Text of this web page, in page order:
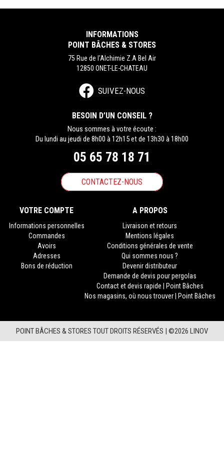
INFORMATIONS
POINT BÂCHES & STORES
75 Rue de l'Alchimie Z.A Bel Air
12850 ONET-LE-CHATEAU
SUIVEZ-NOUS
BESOIN D’UN CONSEIL ?
Nous sommes à votre écoute :
Du lundi au jeudi de 8h00 à 12h15 et de 13h30 à 18h00
05 65 78 18 71
CONTACTEZ-NOUS
VOTRE COMPTE
Informations personnelles
Commandes
Avoirs
Adresses
Bons de réduction
A PROPOS
Livraison et retours
Mentions légales
Conditions générales de vente
Qui sommes nous ?
Devenir distributeur
Demande de devis pour pergolas
Contact et devis rapide | Point Bâches
Nos magasins, où nous trouver | Point Bâches
POINT BÂCHES & STORES TOUT DROITS RÉSERVÉS | ©2026 LINOV